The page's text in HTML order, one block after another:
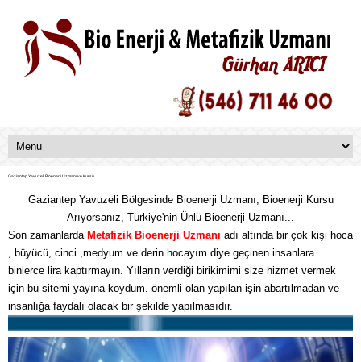
Gaziantep Yavuzeli Bioenerji Uzmanı ve Kursu
Gaziantep Yavuzeli Bölgesinde Bioenerji Uzmanı, Bioenerji Kursu
Arıyorsanız, Türkiye'nin Ünlü Bioenerji Uzmanı...
Son zamanlarda Metafizik Bioenerji Uzmanı adı altında bir çok kişi hoca
, büyücü, cinci ,medyum ve derin hocayım diye geçinen insanlara
binlerce lira kaptırmayın. Yılların verdiği birikimimi size hizmet vermek
için bu sitemi yayına koydum. önemli olan yapılan işin abartılmadan ve
insanlığa faydalı olacak bir şekilde yapılmasıdır.